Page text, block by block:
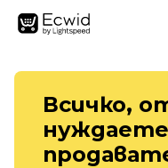
Всичко,